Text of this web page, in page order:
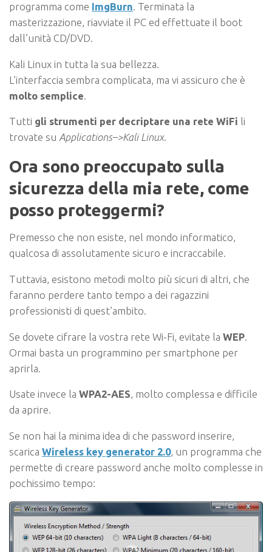
programma come ImgBurn. Terminata la
masterizzazione, riavviate il PC ed effettuate il boot
dall’unità CD/DVD.
Kali Linux in tutta la sua bellezza.
L’interfaccia sembra complicata, ma vi assicuro che è
molto semplice
Tutti gli strumenti per decriptare una rete WiFi li
trovate su Applications–>Kali Linux.
Ora sono preoccupato sulla
sicurezza della mia rete, come
posso proteggermi?
Premesso che non esiste, nel mondo informatico,
qualcosa di assolutamente sicuro e incraccabile.
Tuttavia, esistono metodi molto più sicuri di altri, che
faranno perdere tanto tempo a dei ragazzini
professionisti di quest’ambito.
Se dovete cifrare la vostra rete Wi-Fi, evitate la WEP
Ormai basta un programmino per smartphone per
aprirla.
Usate invece la WPA2-AES, molto complessa e difficile
da aprire.
Se non hai la minima idea di che password inserire,
scarica Wireless key generator 2.0, un programma che
permette di creare password anche molto complesse in
pochissimo tempo: